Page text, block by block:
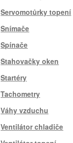
Servomotůrky topení
Snímače
Spínače
Stahovačky oken
Startéry
Tachometry
Váhy vzduchu
Ventilátor chladiče